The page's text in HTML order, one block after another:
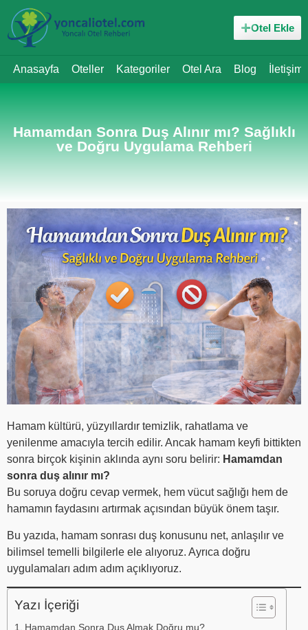
Otel Ekle
Anasayfa Oteller Kategoriler Otel Ara Blog İletişim
Hamamdan Sonra Duş Alınır mı? Sağlıklı
ve Doğru Uygulama Rehberi
Hamam kültürü, yüzyıllardır temizlik, rahatlama ve
yenilenme amacıyla tercih edilir. Ancak hamam keyfi bittikten
sonra birçok kişinin aklında aynı soru belirir: Hamamdan
sonra duş alınır mı?
Bu soruya doğru cevap vermek, hem vücut sağlığı hem de
hamamın faydasını artırmak açısından büyük önem taşır.
Bu yazıda, hamam sonrası duş konusunu net, anlaşılır ve
bilimsel temelli bilgilerle ele alıyoruz. Ayrıca doğru
uygulamaları adım adım açıklıyoruz.
Yazı İçeriği
Hamamdan Sonra Duş Almak Doğru mu?